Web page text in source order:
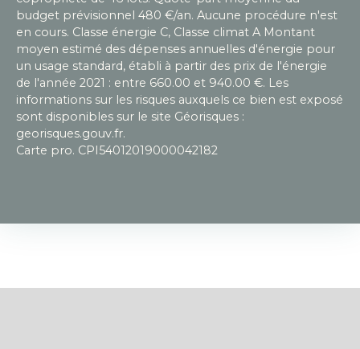
budget prévisionnel 480 €/an. Aucune procédure n'est
en cours. Classe énergie C, Classe climat A Montant
moyen estimé des dépenses annuelles d'énergie pour
un usage standard, établi à partir des prix de l'énergie
de l'année 2021 : entre 660.00 et 940.00 €. Les
informations sur les risques auxquels ce bien est exposé
sont disponibles sur le site Géorisques :
georisques.gouv.fr.
Carte pro. CPI54012019000042182